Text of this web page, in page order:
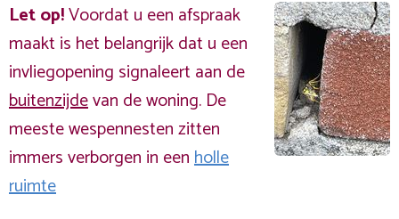
Let op!Voordat u een afspraak
maakt is het belangrijk dat u een
invliegopening signaleert aan de
buitenzijdevan de woning. De
meeste wespennesten zitten
immers verborgen in eenholle
ruimte